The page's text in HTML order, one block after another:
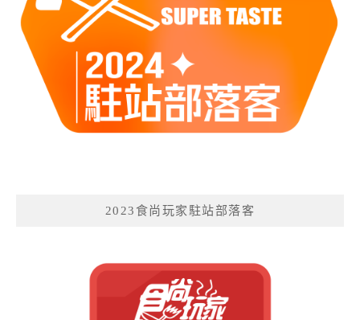
2023食尚玩家駐站部落客